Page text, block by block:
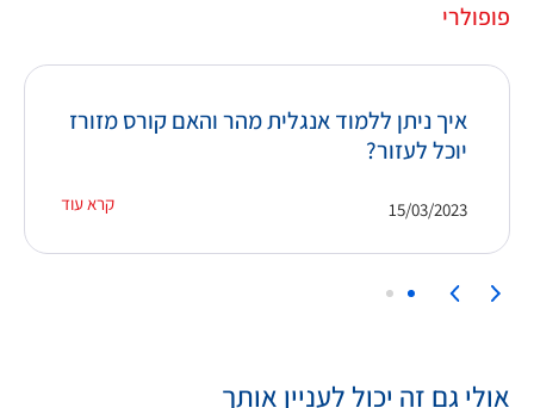
פופולרי
איך ניתן ללמוד אנגלית מהר והאם קורס מזורז
יוכל לעזור?
קרא עוד 15/03/2023
אולי גם זה יכול לעניין אותך